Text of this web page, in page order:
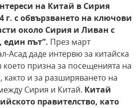
на Китай в Сирия
г. с обвързването на ключови
около Сирия и Ливан с
един път”. През март
Асад даде интервю за китайска
призна за посещенията на
както и за разширяването на
Сирия и Китай. Китай
правителство, като